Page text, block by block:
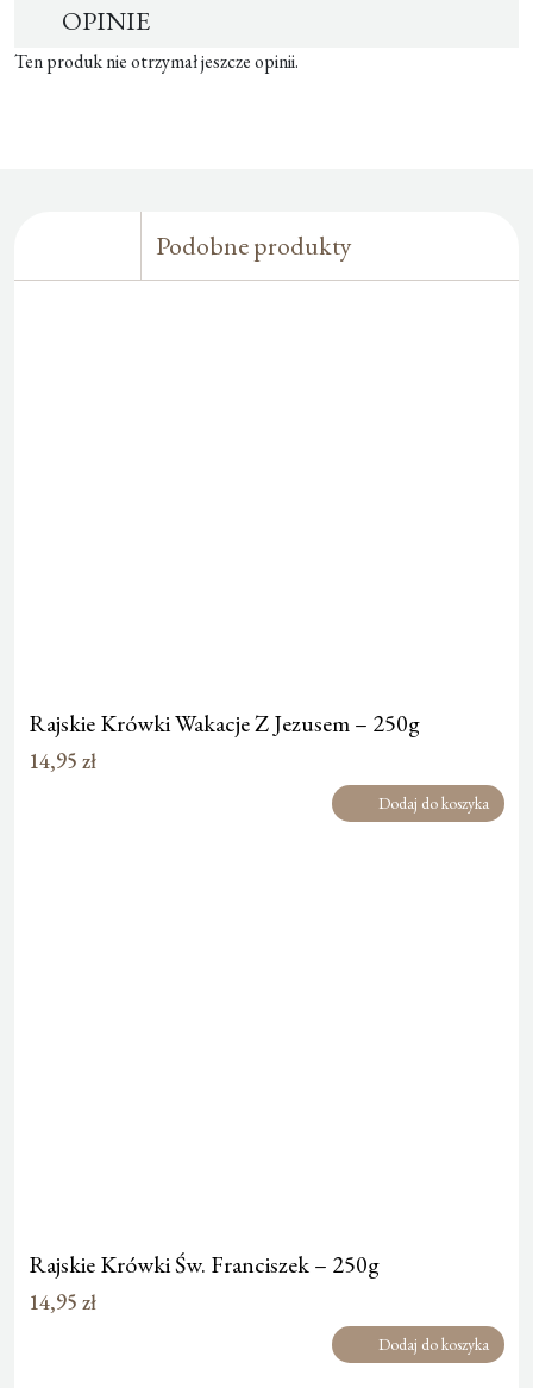
OPINIE
Ten produk nie otrzymał jeszcze opinii.
Podobne produkty
Rajskie Krówki Wakacje Z Jezusem – 250g
14,95 zł
Dodaj do koszyka
Rajskie Krówki Św. Franciszek – 250g
14,95 zł
Dodaj do koszyka